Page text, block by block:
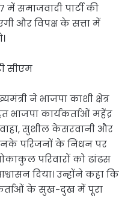
में समाजवादी पार्टी की
और विपक्ष के सत्ता में
सीएम
ने भाजपा काशी क्षेत्र
भाजपा कार्यकर्ताओं महेंद्र
सुशील केसरवानी और
परिजनों के निधन पर
परिवारों को ढांढस
दिया। उन्होंने कहा कि
के सुख-दुख में पूरा